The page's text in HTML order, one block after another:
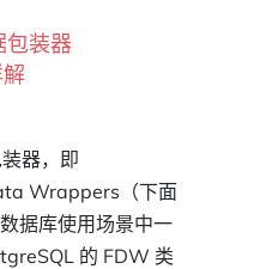
包装器
器，即
Wrappers（下面
据库使用场景中一
的 FDW 类